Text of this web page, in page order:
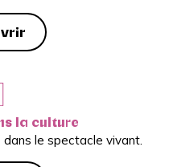
la culture
le spectacle vivant.